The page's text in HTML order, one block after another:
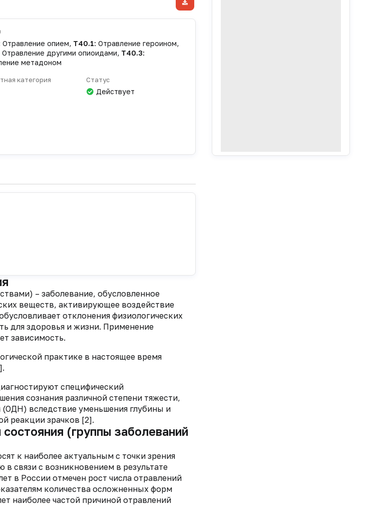
Отравление опием, T40.1: Отравление героином,
Отравление другими опиоидами, T40.3:
метадоном
категория Статус
Действует
– заболевание, обусловленное
веществ, активирующее воздействие
отклонения физиологических
для здоровья и жизни. Применение
зависимость.
практике в настоящее время
специфический
сознания различной степени тяжести,
вследствие уменьшения глубины и
реакции зрачков [2].
(группы заболеваний
к наиболее актуальным с точки зрения
связи с возникновением в результате
в России отмечен рост числа отравлений
количества осложненных форм
наиболее частой причиной отравлений